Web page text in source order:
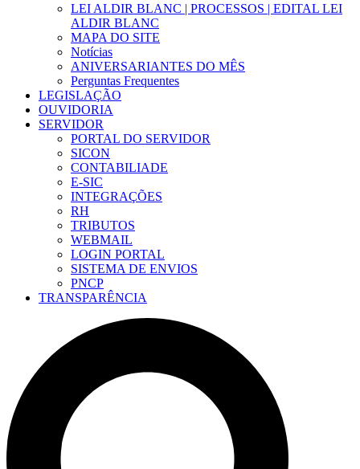
LEI ALDIR BLANC | PROCESSOS | EDITAL LEI
ALDIR BLANC
MAPA DO SITE
Notícias
ANIVERSARIANTES DO MÊS
Perguntas Frequentes
LEGISLAÇÃO
OUVIDORIA
SERVIDOR
PORTAL DO SERVIDOR
SICON
CONTABILIADE
E-SIC
INTEGRAÇÕES
RH
TRIBUTOS
WEBMAIL
LOGIN PORTAL
SISTEMA DE ENVIOS
PNCP
TRANSPARÊNCIA